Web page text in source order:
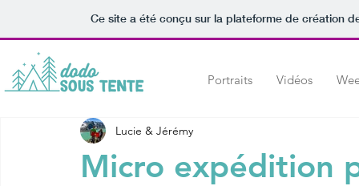
Ce site a été conçu sur la plateforme de création
Portraits Vidéos
Micro expédition
Lucie & Jérémy